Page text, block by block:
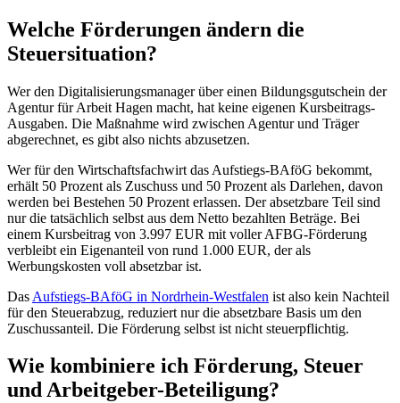
Welche Förderungen ändern die
Steuersituation?
Wer den Digitalisierungsmanager über einen Bildungsgutschein der
Agentur für Arbeit Hagen macht, hat keine eigenen Kursbeitrags-
Ausgaben. Die Maßnahme wird zwischen Agentur und Träger
abgerechnet, es gibt also nichts abzusetzen.
Wer für den Wirtschaftsfachwirt das Aufstiegs-BAföG bekommt,
erhält 50 Prozent als Zuschuss und 50 Prozent als Darlehen, davon
werden bei Bestehen 50 Prozent erlassen. Der absetzbare Teil sind
nur die tatsächlich selbst aus dem Netto bezahlten Beträge. Bei
einem Kursbeitrag von 3.997 EUR mit voller AFBG-Förderung
verbleibt ein Eigenanteil von rund 1.000 EUR, der als
Werbungskosten voll absetzbar ist.
Das Aufstiegs-BAföG in Nordrhein-Westfalen ist also kein Nachteil
für den Steuerabzug, reduziert nur die absetzbare Basis um den
Zuschussanteil. Die Förderung selbst ist nicht steuerpflichtig.
Wie kombiniere ich Förderung, Steuer
und Arbeitgeber-Beteiligung?